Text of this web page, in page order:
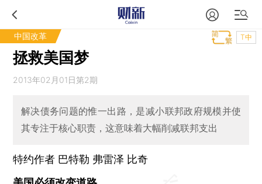
中国改革 T中
拯救美国梦
2013年02月01日第2期
解决债务问题的惟一出路，是减小联邦政府规模并使
其专注于核心职责，这意味着大幅削减联邦支出
特约作者 巴特勒 弗雷泽 比奇